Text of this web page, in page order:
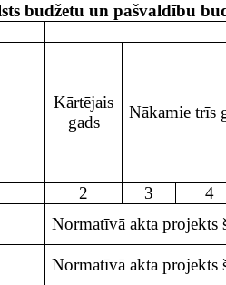
budžetu un pašvaldību
Kārtējais
gads
Nākamie trīs
2 3
4
Normatīvā akta projekts
Normatīvā akta projekts